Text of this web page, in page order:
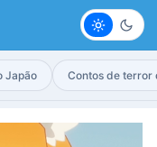
Claro
Japão Contos de terror